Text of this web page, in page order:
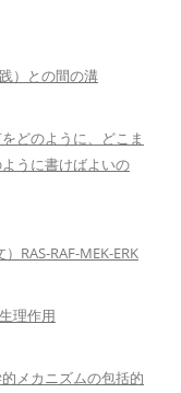
）との間の溝
どのように、どこま
うに書けばよいの
RAS-RAF-MEK-ERK
理作用
メカニズムの包括的